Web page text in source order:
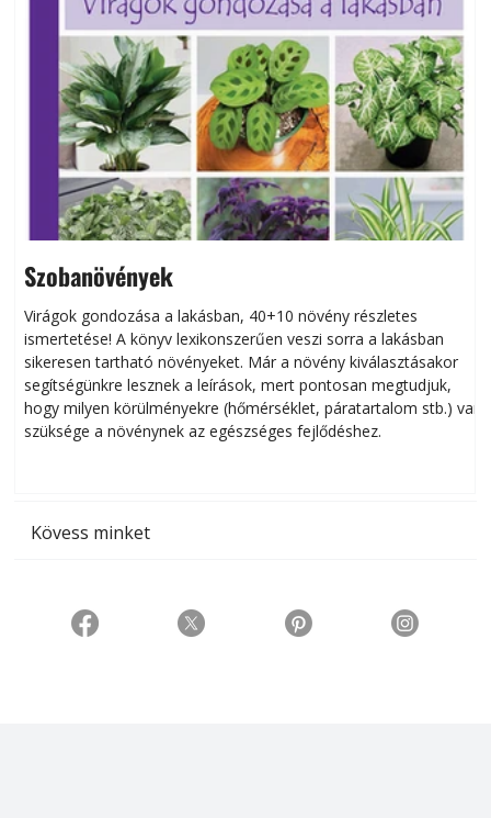
Szobanövények
Virágok gondozása a lakásban, 40+10 növény részletes
ismertetése! A könyv lexikonszerűen veszi sorra a lakásban
sikeresen tart­ha­tó növényeket. Már a növény kiválasztásakor
segítségünkre lesznek a leírások, mert pontosan megtudjuk,
hogy milyen körülményekre (hőmérséklet, páratartalom stb.) van
szüksége a növénynek az egészséges fejlődéshez.
Kövess minket